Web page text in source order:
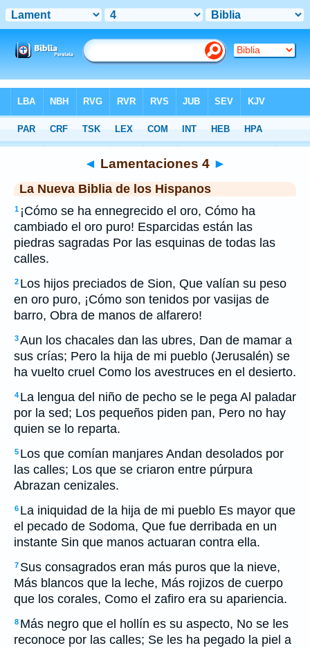
>NBLH > Lamentaciones 4
◄ Lamentaciones 4 ►
La Nueva Biblia de los Hispanos
1 ¡Cómo se ha ennegrecido el oro, Cómo ha
cambiado el oro puro! Esparcidas están las
piedras sagradas Por las esquinas de todas las
calles.
2 Los hijos preciados de Sion, Que valían su peso
en oro puro, ¡Cómo son tenidos por vasijas de
barro, Obra de manos de alfarero!
3Aun los chacales dan las ubres, Dan de mamar a
sus crías; Pero la hija de mi pueblo (Jerusalén) se
ha vuelto cruel Como los avestruces en el desierto.
4 La lengua del niño de pecho se le pega Al paladar
por la sed; Los pequeños piden pan, Pero no hay
quien se lo reparta.
5 Los que comían manjares Andan desolados por
las calles; Los que se criaron entre púrpura
Abrazan cenizales.
6 La iniquidad de la hija de mi pueblo Es mayor que
el pecado de Sodoma, Que fue derribada en un
instante Sin que manos actuaran contra ella.
7 Sus consagrados eran más puros que la nieve,
Más blancos que la leche, Más rojizos de cuerpo
que los corales, Como el zafiro era su apariencia.
8 Más negro que el hollín es su aspecto, No se les
reconoce por las calles; Se les ha pegado la piel a